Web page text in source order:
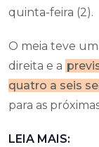
quinta-feira (2).
O meia teve
direita e a
quatro a seis
para as
LEIA MAIS: